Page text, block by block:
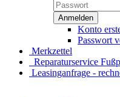
Konto
Passwort
Merkzettel
Reparaturservice
Leasinganfrage -